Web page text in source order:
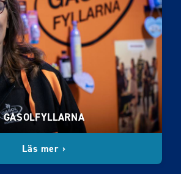
GASOLFYLLARNA
Läs mer ›